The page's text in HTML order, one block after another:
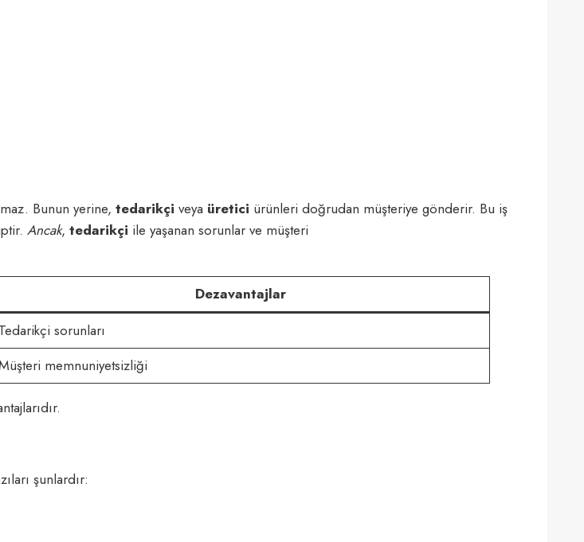
Bunun yerine, tedarikçi veya üretici ürünleri doğrudan müşteriye gönderir. Bu iş
Ancak, tedarikçi ile yaşanan sorunlar ve müşteri
Dezavantajlar
Tedarikçi sorunları
memnuniyetsizliği
şunlardır: